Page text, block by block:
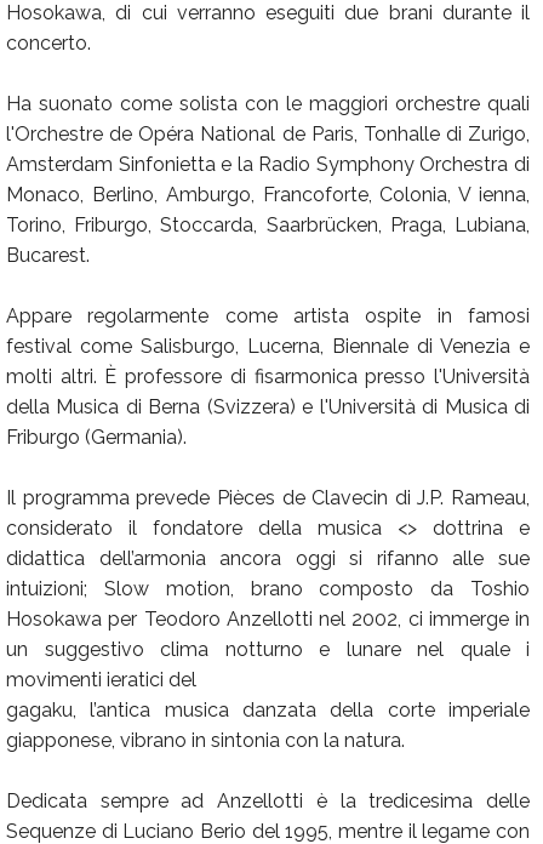
Hosokawa, di cui verranno eseguiti due brani durante il
concerto.
Ha suonato come solista con le maggiori orchestre quali
l'Orchestre de Opéra National de Paris, Tonhalle di Zurigo,
Amsterdam Sinfonietta e la Radio Symphony Orchestra di
Monaco, Berlino, Amburgo, Francoforte, Colonia, V ienna,
Torino, Friburgo, Stoccarda, Saarbrücken, Praga, Lubiana,
Bucarest.
Appare regolarmente come artista ospite in famosi
festival come Salisburgo, Lucerna, Biennale di Venezia e
molti altri. È professore di fisarmonica presso l'Università
della Musica di Berna (Svizzera) e l'Università di Musica di
Friburgo (Germania).
Il programma prevede Pièces de Clavecin di J.P. Rameau,
considerato il fondatore della musica <> dottrina e
didattica dell’armonia ancora oggi si rifanno alle sue
intuizioni; Slow motion, brano composto da Toshio
Hosokawa per Teodoro Anzellotti nel 2002, ci immerge in
un suggestivo clima notturno e lunare nel quale i
movimenti ieratici del
gagaku, l’antica musica danzata della corte imperiale
giapponese, vibrano in sintonia con la natura.
Dedicata sempre ad Anzellotti è la tredicesima delle
Sequenze di Luciano Berio del 1995, mentre il legame con